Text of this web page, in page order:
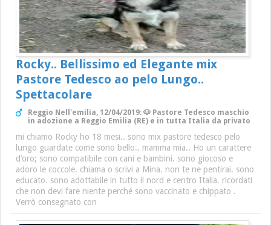
Rocky.. Bellissimo ed Elegante mix
Pastore Tedesco ao pelo Lungo..
Spettacolare
Reggio Nell'emilia, 12/04/2019: 🐶 Pastore Tedesco maschio
in adozione a Reggio Emilia (RE) e in tutta Italia da privato
mi chiamo Rocky ho 18 mesi.. sono mix pastore tedesco pelo
lungo guardate come sono bello.. mamma mia.. Ho un carattere
d’oro; sono compatibile con cani e bambini. sono giocoso e
adoro le coccole. chiama o scrivi a Mina. non te ne pentirai. sono
educato. sono adottabile in tutto il nord e centro Italia. ricordati
che non devi fare niente perché sono vaccinato e chippato .
Verrò consegnato con